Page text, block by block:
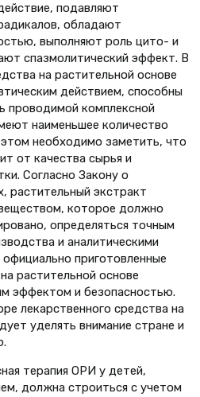
подавляют
обладают
выполняют роль цито- и
спазмолитический эффект. В
на растительной основе
действием, способны
проводимой комплексной
наименьшее количество
необходимо заметить, что
от качества сырья и
Согласно Закону о
растительный экстракт
которое должно
определяться точным
и аналитическими
приготовленные
растительной основе
эффектом и безопасностью.
лекарственного средства на
уделять внимание стране и
терапия ОРИ у детей,
должна строиться с учетом